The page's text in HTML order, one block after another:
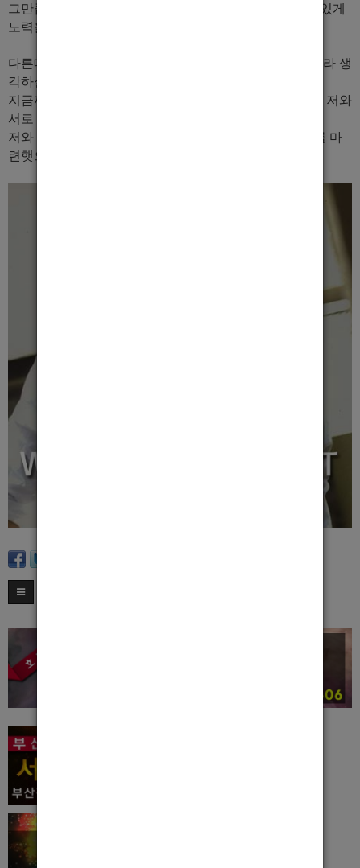
그만큼
. 회식도 하고 친목을 다질수 있게
노력을 많이 하고 있습니다.
다른데 가지 마시고
이라 생
각하실겁니다.
지금까지 그랬고 앞으로도 좀더 열심히 해서 선수분들과 저와
서로 윈윈해서 기분좋게 돈도벌고.
저와 함께 일하면서 하고싶은 꿈을 이룰수 잇는 첫단계를 마
련햇으면 좋겟습니다.